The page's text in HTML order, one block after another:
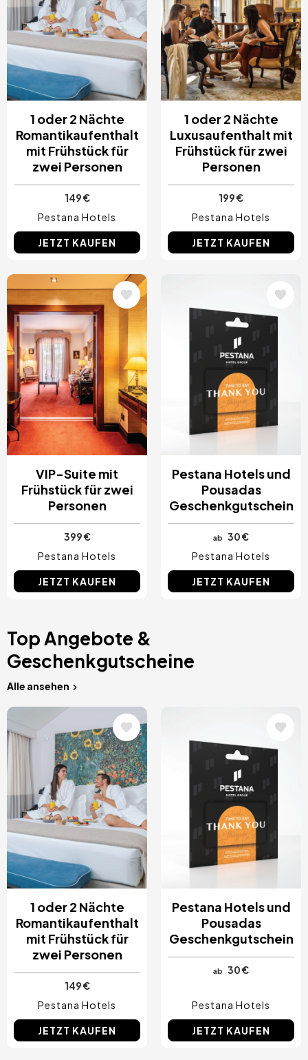
1 oder 2 Nächte
Romantikaufenthalt
mit Frühstück für
zwei Personen
149 €
Pestana Hotels
JETZT KAUFEN
1 oder 2 Nächte
Luxusaufenthalt mit
Frühstück für zwei
Personen
199 €
Pestana Hotels
JETZT KAUFEN
Bild
VIP-Suite mit
Frühstück für zwei
Personen
399 €
Pestana Hotels
JETZT KAUFEN
Pestana Hotels und
Pousadas
Geschenkgutschein
ab
30 €
Pestana Hotels
JETZT KAUFEN
Top Angebote &
Geschenkgutscheine
Alle ansehen
Bild
1 oder 2 Nächte
Romantikaufenthalt
mit Frühstück für
zwei Personen
149 €
Pestana Hotels
JETZT KAUFEN
Pestana Hotels und
Pousadas
Geschenkgutschein
ab 30 €
Pestana Hotels
JETZT KAUFEN